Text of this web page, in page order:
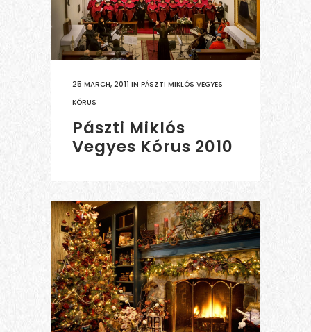
25 MARCH, 2011 IN PÁSZTI MIKLÓS VEGYES
KÓRUS
Pászti Miklós
Vegyes Kórus 2010